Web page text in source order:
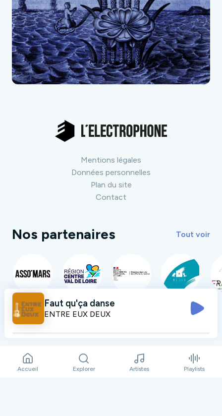
Mentions légales
Données personnelles
Plan du site
Contact
Nos partenaires Tout voir
Faut qu'ça danse
ENTRE EUX DEUX
Accueil Explorer Artistes Playlists